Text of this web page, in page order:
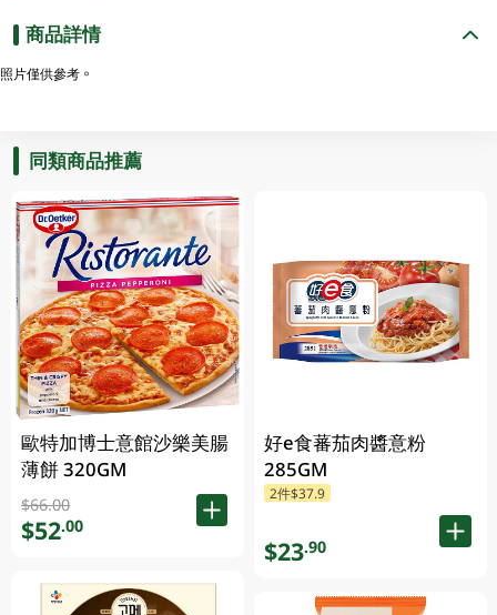
商品詳情
照片僅供參考。
同類商品推薦
歐特加博士意館沙樂美腸
薄餅 320GM
$66.00
$52.00
好e食蕃茄肉醬意粉
285GM
2件$37.9
$23.90